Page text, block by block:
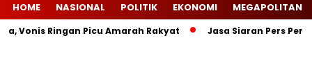
HOME NASIONAL POLITIK EKONOMI MEGAPOLITAN
Vonis Ringan Picu Amarah Rakyat Jasa Siaran Pers